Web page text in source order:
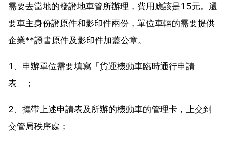
需要去當地的發證地車管所辦理，費用應該是15元。還
要車主身份證原件和影印件兩份，單位車輛的需要提供
企業**證書原件及影印件加蓋公章。
1、申辦單位需要填寫「貨運機動車臨時通行申請
表」；
2、攜帶上述申請表及所辦的機動車的管理卡，上交到
交管局秩序處；